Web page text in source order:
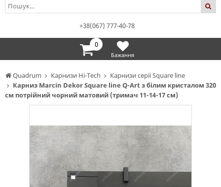
Quadrum Карнизи Hi-Tech
Карнизи серії Square line
Карниз Marcin Dekor Square line Q-Art з білим кристалом 320
см потрійний чорний матовий (тримач 11-14-17 см)
+38(067) 777-40-78
0
Бажання